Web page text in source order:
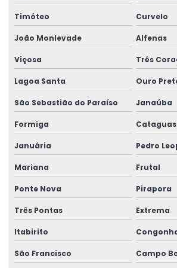
Montagem Técnica De Sistemas De
Motor elétrico para ponte rolante
Motor para ponte rolante
Motor redutor para ponte rolante
Movimentação de cargas laner
Movimentação Horizontal Com Trole Elétrico
Painel elétrico para ponte rolante
Painel elétrico para talha
Peças para ponte rolante
Peças para ponte rolante swf
Timóteo Curvelo
João Monlevade Alfenas
Viçosa Três
Lagoa Santa Ouro
São Sebastião do Paraíso Janaúba
Formiga
Januária Pedro
Mariana Frutal
Ponte Nova Pirapora
Três Pontas Extrema
Itabirito
São Francisco Campo